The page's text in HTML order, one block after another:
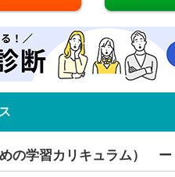
めの学習カリキュラム）